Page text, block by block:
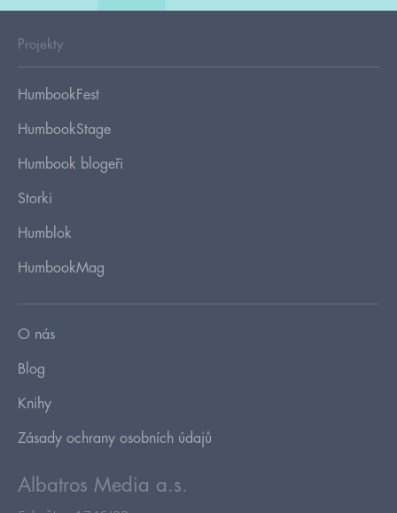
Projekty
HumbookFest
HumbookStage
Humbook blogeři
Storki
Humblok
HumbookMag
O nás
Blog
Knihy
Zásady ochrany osobních údajů
Albatros Media a.s.